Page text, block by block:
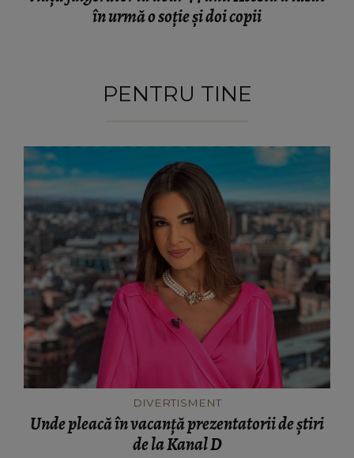
în urmă o soție și doi copii
PENTRU TINE
DIVERTISMENT
Unde pleacă în vacanță prezentatorii de știri
de la Kanal D